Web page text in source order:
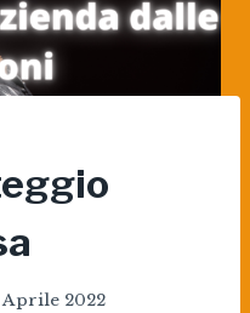
Aprile 2022